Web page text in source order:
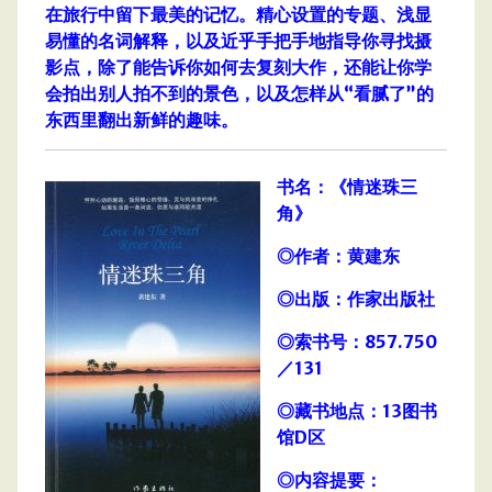
在旅行中留下最美的记忆。精心设置的专题、浅显
易懂的名词解释，以及近乎手把手地指导你寻找摄
影点，除了能告诉你如何去复刻大作，还能让你学
会拍出别人拍不到的景色，以及怎样从“看腻了”的
东西里翻出新鲜的趣味。
书名：《情迷珠三
角》
◎作者：黄建东
◎出版：作家出版社
◎索书号：857.750
／131
◎藏书地点：13图书
馆D区
◎内容提要：